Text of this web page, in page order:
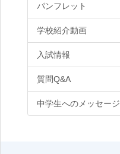
パンフレット
学校紹介動画
入試情報
質問Q&A
中学生へのメッセージ